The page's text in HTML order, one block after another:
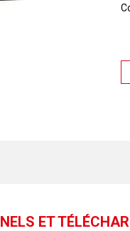
ET